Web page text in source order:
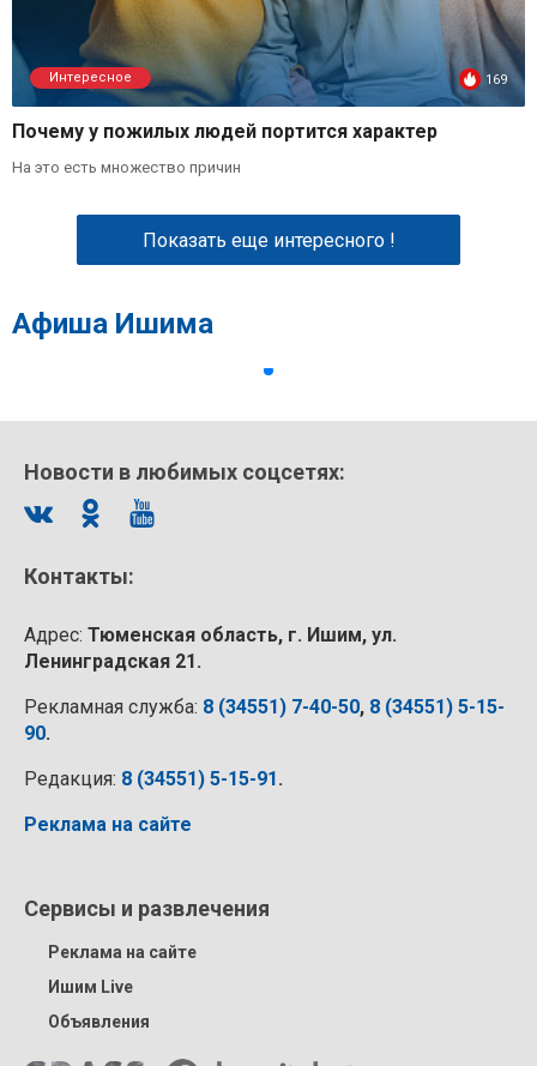
Интересное 169
Почему у пожилых людей портится характер
На это есть множество причин
Показать еще интересного !
Афиша Ишима
Новости в любимых соцсетях:
Контакты:
Адрес: Тюменская область, г. Ишим, ул.
Ленинградская 21.
Рекламная служба: 8 (34551) 7-40-50, 8 (34551) 5-15-
90.
Редакция: 8 (34551) 5-15-91.
Реклама на сайте
Сервисы и развлечения
Реклама на сайте
Ишим Live
Объявления